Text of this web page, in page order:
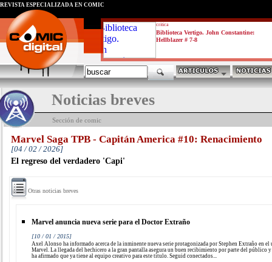
critica
Biblioteca Vertigo. John Constantine:
Hellblazer # 7-8
REVISTA ESPECIALIZADA EN CÓMIC
Noticias breves
Sección de comic
Marvel Saga TPB - Capitán America #10: Renacimiento
[04 / 02 / 2026]
El regreso del verdadero 'Capi'
Otras noticias breves
Marvel anuncia nueva serie para el Doctor Extraño
[10 / 01 / 2015]
Axel Alonso ha informado acerca de la inminente nueva serie protagonizada por Stephen Extraño en el
Marvel. La llegada del hechicero a la gran pantalla asegura un buen recibimiento por parte del público
ha afirmado que ya tiene al equipo creativo para este título. Seguid conectados...